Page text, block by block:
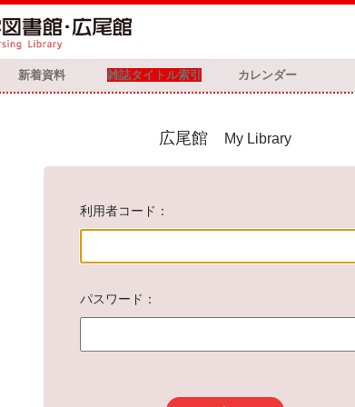
新着資料 雑誌タイトル索引 カレンダー
広尾館 My Library
利用者コード
パスワード